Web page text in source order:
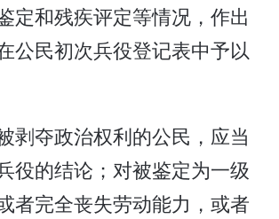
定和残疾评定等情况，作出
公民初次兵役登记表中予以
剥夺政治权利的公民，应当
役的结论；对被鉴定为一级
者完全丧失劳动能力，或者